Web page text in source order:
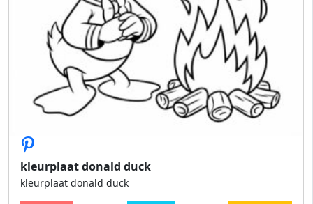
kleurplaat donald duck
kleurplaat donald duck